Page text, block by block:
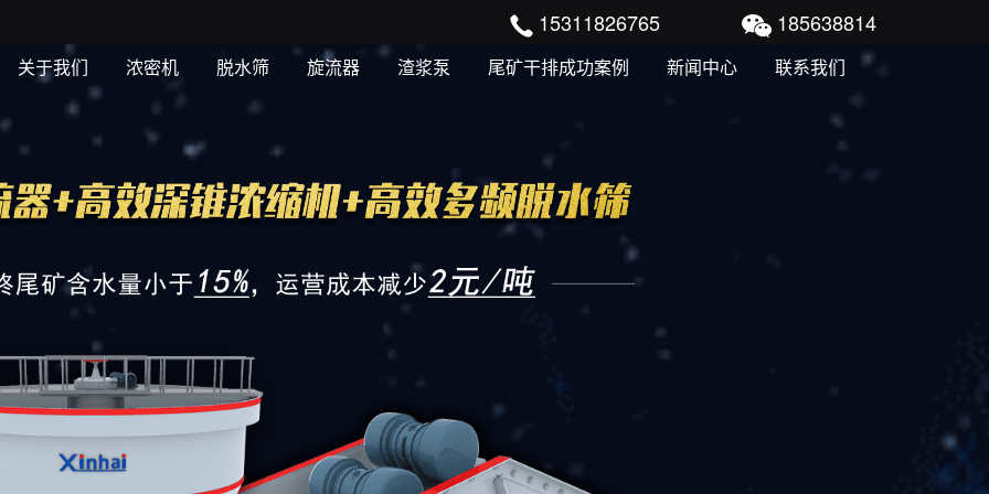
15311826765 185638814
关于我们 浓密机 脱水筛 旋流器 渣浆泵 尾矿干排成功案例 新闻中心 联系我们